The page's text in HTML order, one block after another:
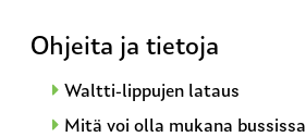
Ohjeita ja tietoja
Waltti-lippujen lataus
Mitä voi olla mukana bussissa